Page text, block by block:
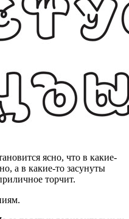
ясно, что в какие-
а в какие-то засунуты
торчит.